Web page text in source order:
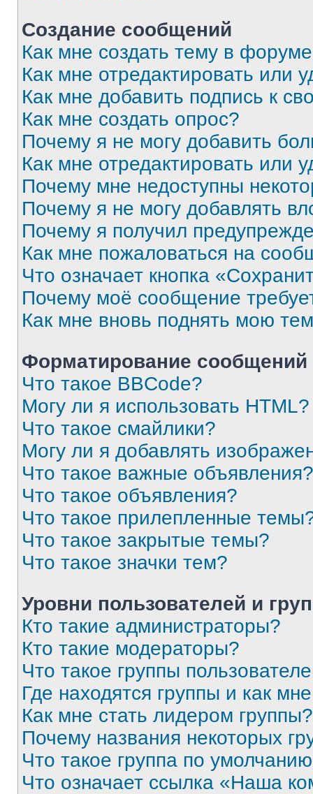
Создание сообщений
Как мне создать тему в
Как мне отредактировать или
Как мне добавить подпись к
Как мне создать опрос?
Почему я не могу добавить
Как мне отредактировать или
Почему мне недоступны
Почему я не могу добавлять
Почему я получил
Как мне пожаловаться на
Что означает кнопка
Почему моё сообщение
Как мне вновь поднять мою
Форматирование
Что такое BBCode?
Могу ли я использовать HTML?
Что такое смайлики?
Могу ли я добавлять
Что такое важные объявления?
Что такое объявления?
Что такое прилепленные
Что такое закрытые темы?
Что такое значки тем?
Уровни пользователей и
Кто такие администраторы?
Кто такие модераторы?
Что такое группы
Где находятся группы и как
Как мне стать лидером группы?
Почему названия некоторых
Что такое группа по
Что означает ссылка «Наша